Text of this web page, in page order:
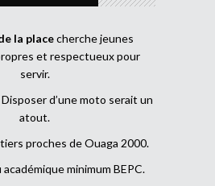
la placecherche jeunes
et respectueux pour
servir.
d’une moto serait un
atout.
proches de Ouaga 2000.
minimum BEPC.